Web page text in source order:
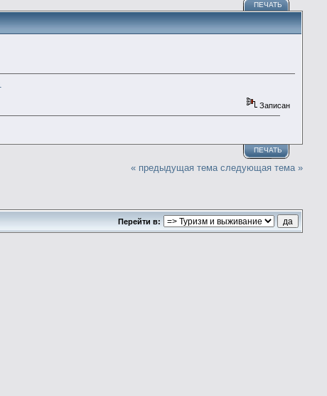
ПЕЧАТЬ
Записан
ПЕЧАТЬ
« предыдущая тема следующая тема »
Перейти в: